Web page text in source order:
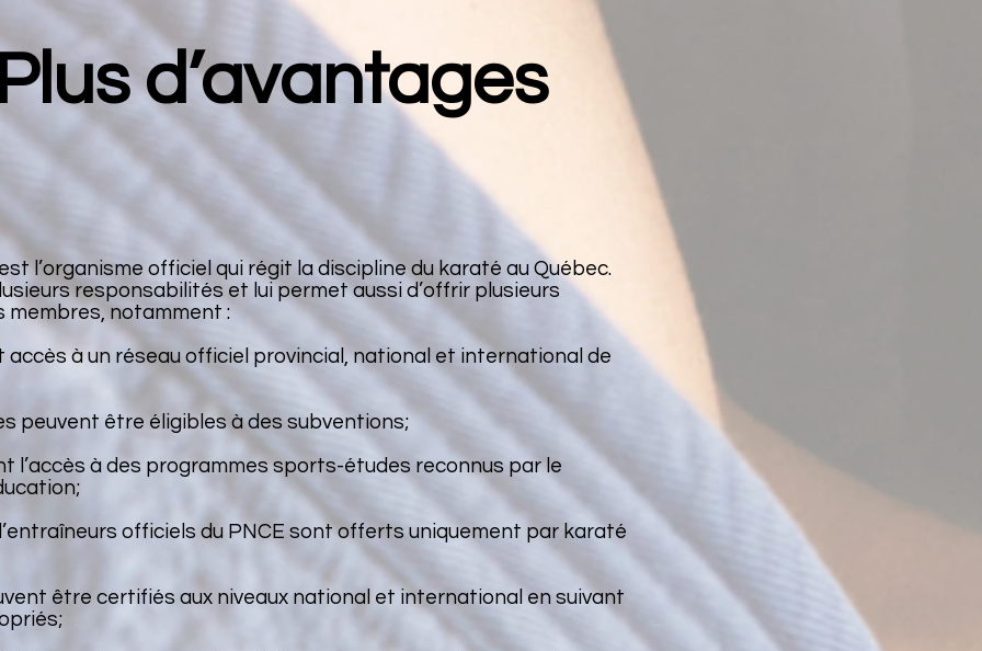
d’avantages
l’organisme officiel qui régit la discipline du karaté au Québec.
responsabilités et lui permet aussi d’offrir plusieurs
membres, notamment :
à un réseau officiel provincial, national et international de
peuvent être éligibles à des subventions;
l’accès à des programmes sports-études reconnus par le
officiels du PNCE sont offerts uniquement par karaté
être certifiés aux niveaux national et international en suivant